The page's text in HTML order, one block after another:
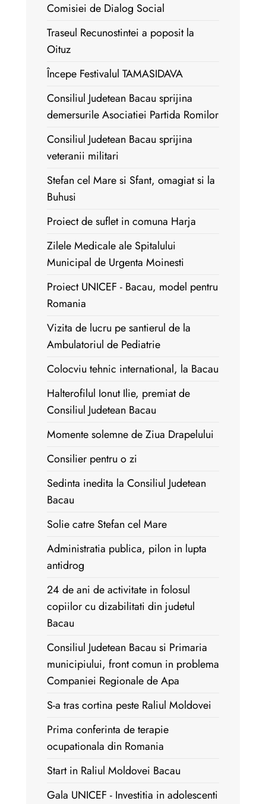
Comisiei de Dialog Social
Traseul Recunostintei a poposit la
Oituz
Începe Festivalul TAMASIDAVA
Consiliul Judetean Bacau sprijina
demersurile Asociatiei Partida Romilor
Consiliul Judetean Bacau sprijina
veteranii militari
Stefan cel Mare si Sfant, omagiat si la
Buhusi
Proiect de suflet in comuna Harja
Zilele Medicale ale Spitalului
Municipal de Urgenta Moinesti
Proiect UNICEF - Bacau, model pentru
Romania
Vizita de lucru pe santierul de la
Ambulatoriul de Pediatrie
Colocviu tehnic international, la Bacau
Halterofilul Ionut Ilie, premiat de
Consiliul Judetean Bacau
Momente solemne de Ziua Drapelului
Consilier pentru o zi
Sedinta inedita la Consiliul Judetean
Bacau
Solie catre Stefan cel Mare
Administratia publica, pilon in lupta
antidrog
24 de ani de activitate in folosul
copiilor cu dizabilitati din judetul
Bacau
Consiliul Judetean Bacau si Primaria
municipiului, front comun in problema
Companiei Regionale de Apa
S-a tras cortina peste Raliul Moldovei
Prima conferinta de terapie
ocupationala din Romania
Start in Raliul Moldovei Bacau
Gala UNICEF - Investitia in adolescenti